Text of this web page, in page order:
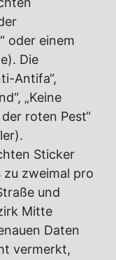
oder einem
Die
Antifa“,
„Keine
roten Pest“
Sticker
zweimal pro
und
Mitte
Daten
vermerkt,